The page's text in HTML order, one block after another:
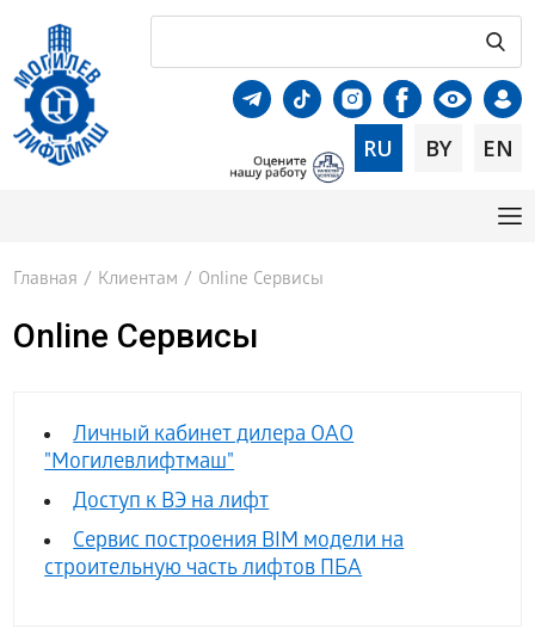
RU BY EN
Главная / Клиентам / Online Сервисы
Online Сервисы
Личный кабинет дилера ОАО
"Могилевлифтмаш"
Доступ к ВЭ на лифт
Сервис построения BIM модели на
строительную часть лифтов ПБА